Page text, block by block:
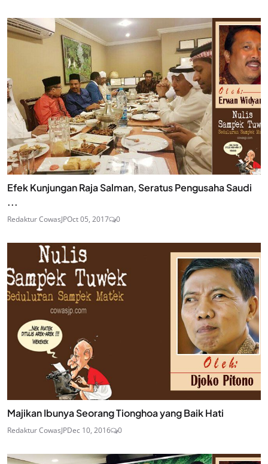
Efek Kunjungan Raja Salman, Seratus Pengusaha Saudi
...
Redaktur CowasJPOct 05, 2017 0
Majikan Ibunya Seorang Tionghoa yang Baik Hati
Redaktur CowasJPDec 10, 2016 0